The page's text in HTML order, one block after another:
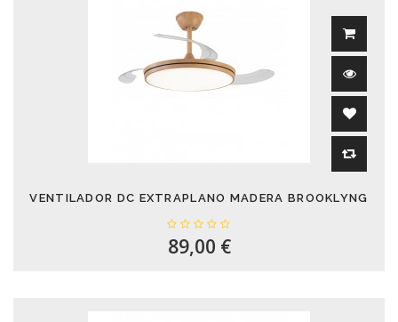
VENTILADOR DC EXTRAPLANO MADERA BROOKLYNG
89,00 €